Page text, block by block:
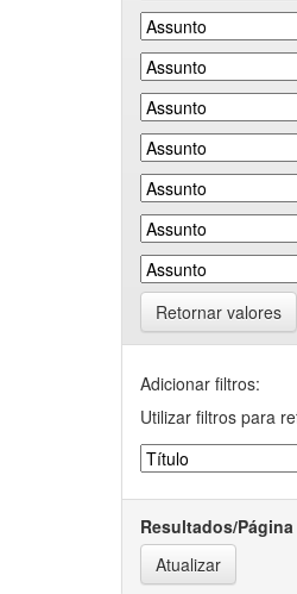
Retornar valores
Adicionar filtros:
Utilizar filtros para
Resultados/Página